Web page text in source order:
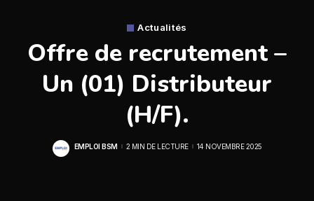
Actualités
Offre de recrutement –
Un (01) Distributeur
(H/F).
POSTED
EMPLOI BSM 2 MIN DE LECTURE 14 NOVEMBRE 2025